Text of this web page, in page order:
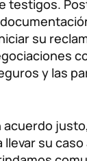
testigos.
su
y las
acuerdo
su caso